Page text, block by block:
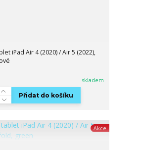
iPad Air 4 (2020) / Air 5 (2022),
skladem
Přidat do košíku
Akce